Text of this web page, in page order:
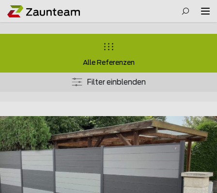
Alle Referenzen
Filter einblenden